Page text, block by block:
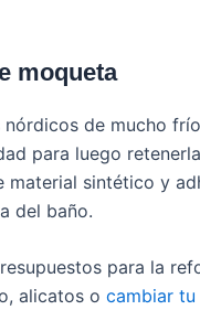
moqueta
nórdicos de mucho
para luego
sintético y
del baño.
para la
alicatos o cambiar tu